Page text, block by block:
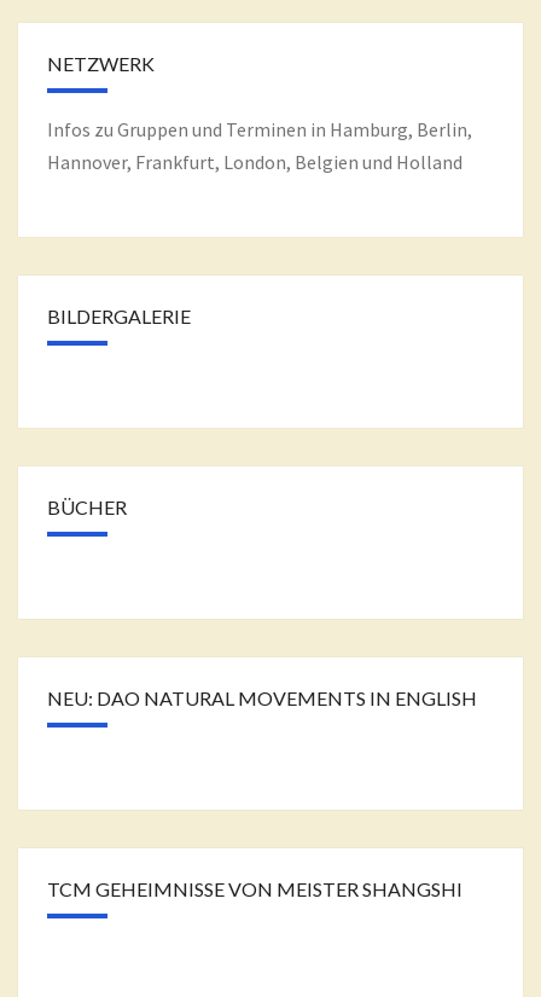
NETZWERK
Infos zu Gruppen und Terminen in Hamburg, Berlin,
Hannover, Frankfurt, London, Belgien und Holland
BILDERGALERIE
BÜCHER
NEU: DAO NATURAL MOVEMENTS IN ENGLISH
TCM GEHEIMNISSE VON MEISTER SHANGSHI